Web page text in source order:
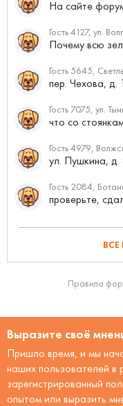
Гость 4127, ул.
Гость 5645,
пер. Чехова, д.
Гость 7075, ул.
Гость 4979,
ул. Пушкина, д.
Правила
Выразите своё
Пришло время, и мы
наших пользователей в
зарегистрированный
опытом или выразить